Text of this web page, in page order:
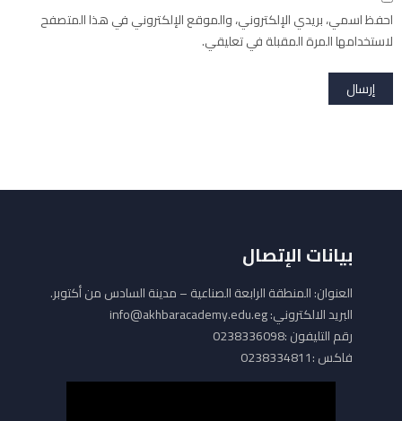
احفظ اسمي، بريدي الإلكتروني، والموقع الإلكتروني في هذا المتصفح
لاستخدامها المرة المقبلة في تعليقي.
بيانات الإتصال
العنوان: المنطقة الرابعة الصناعية – مدينة السادس من أكتوبر.
البريد الالكتروني: info@akhbaracademy.edu.eg
رقم التليفون :0238336098
فاكس :0238334811